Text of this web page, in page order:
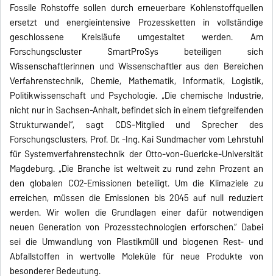
Fossile Rohstoffe sollen durch erneuerbare Kohlenstoffquellen
ersetzt und energieintensive Prozessketten in vollständige
geschlossene Kreisläufe umgestaltet werden. Am
Forschungscluster SmartProSys beteiligen sich
Wissenschaftlerinnen und Wissenschaftler aus den Bereichen
Verfahrenstechnik, Chemie, Mathematik, Informatik, Logistik,
Politikwissenschaft und Psychologie. „Die chemische Industrie,
nicht nur in Sachsen-Anhalt, befindet sich in einem tiefgreifenden
Strukturwandel“, sagt CDS-Mitglied und Sprecher des
Forschungsclusters, Prof. Dr. -Ing. Kai Sundmacher vom Lehrstuhl
für Systemverfahrenstechnik der Otto-von-Guericke-Universität
Magdeburg. „Die Branche ist weltweit zu rund zehn Prozent an
den globalen CO2-Emissionen beteiligt. Um die Klimaziele zu
erreichen, müssen die Emissionen bis 2045 auf null reduziert
werden. Wir wollen die Grundlagen einer dafür notwendigen
neuen Generation von Prozesstechnologien erforschen.“ Dabei
sei die Umwandlung von Plastikmüll und biogenen Rest- und
Abfallstoffen in wertvolle Moleküle für neue Produkte von
besonderer Bedeutung.